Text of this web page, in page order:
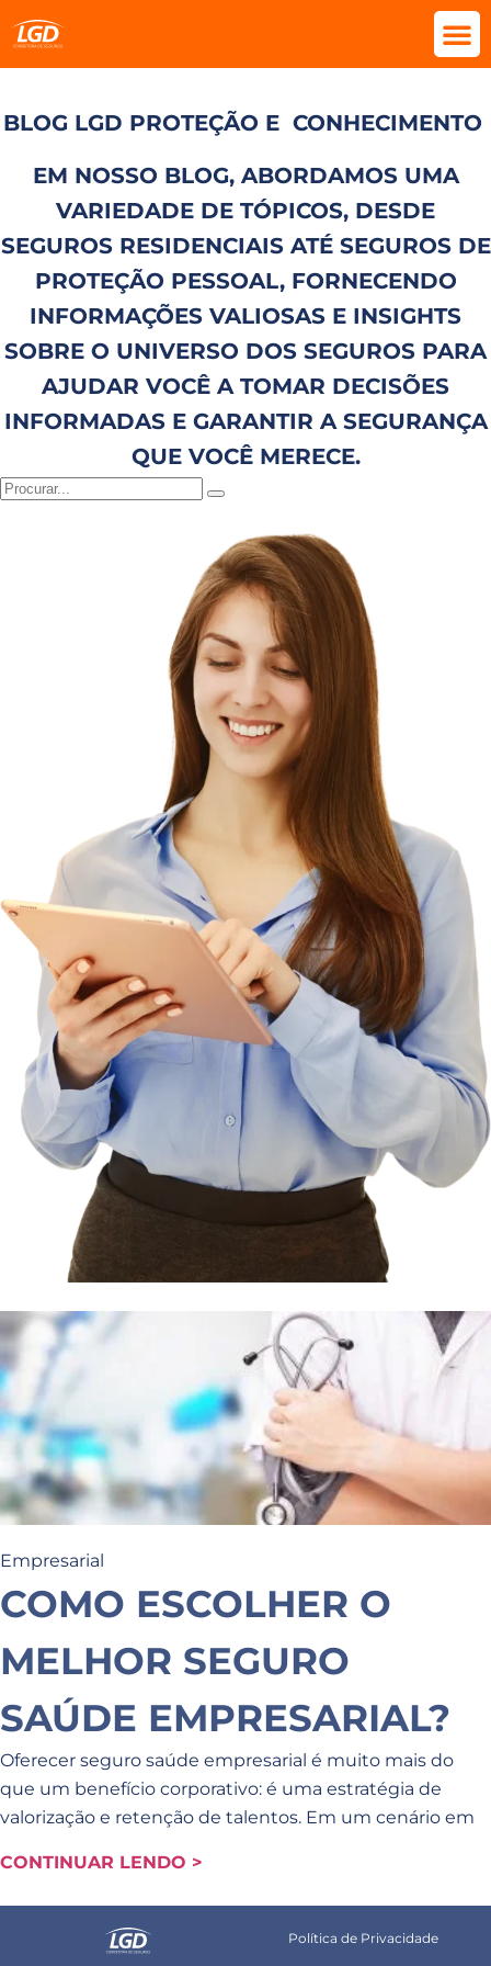
BLOG LGD PROTEÇÃO E CONHECIMENTO
EM NOSSO BLOG, ABORDAMOS UMA
VARIEDADE DE TÓPICOS, DESDE
SEGUROS RESIDENCIAIS ATÉ SEGUROS DE
PROTEÇÃO PESSOAL, FORNECENDO
INFORMAÇÕES VALIOSAS E INSIGHTS
SOBRE O UNIVERSO DOS SEGUROS PARA
AJUDAR VOCÊ A TOMAR DECISÕES
INFORMADAS E GARANTIR A SEGURANÇA
QUE VOCÊ MERECE.
Empresarial
COMO ESCOLHER O
MELHOR SEGURO
SAÚDE EMPRESARIAL?
Oferecer seguro saúde empresarial é muito mais do
que um benefício corporativo: é uma estratégia de
valorização e retenção de talentos. Em um cenário em
CONTINUAR LENDO >
Política de Privacidade